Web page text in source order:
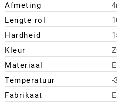
Afmeting
Lengte rol
Hardheid
Kleur
Materiaal
Temperatuur
-
Fabrikaat